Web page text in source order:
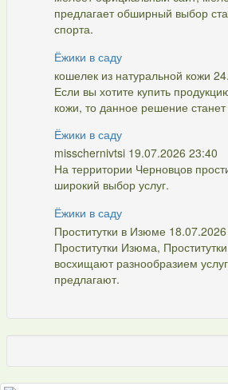
предлагает обширный выбор
спорта.
Ёжики в саду
кошелек из натуральной кожи
Если вы хотите купить
кожи, то данное решение
Ёжики в саду
misschernivtsi 19.07.2026 23:40
На территории Черновцов
широкий выбор услуг.
Ёжики в саду
Проститутки в Изюме
Проститутки Изюма,
восхищают разнообразием
предлагают.